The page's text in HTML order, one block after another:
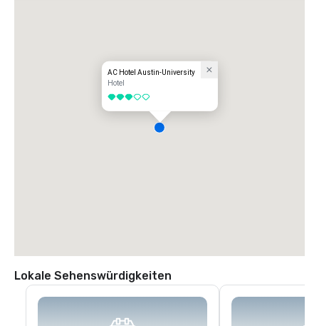
AC Hotel Austin-University
Hotel
3 von 5
Lokale Sehenswürdigkeiten